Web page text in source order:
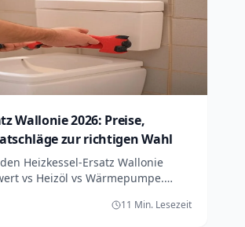
Wallonie 2026: Preise,
zur richtigen Wahl
Heizkessel-Ersatz Wallonie
vs Heizöl vs Wärmepumpe.
11 Min. Lesezeit